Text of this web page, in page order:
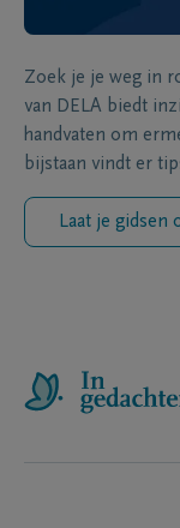
Zoek je je weg in
van DELA biedt
handvaten om
bijstaan vindt er
Laat je gidsen